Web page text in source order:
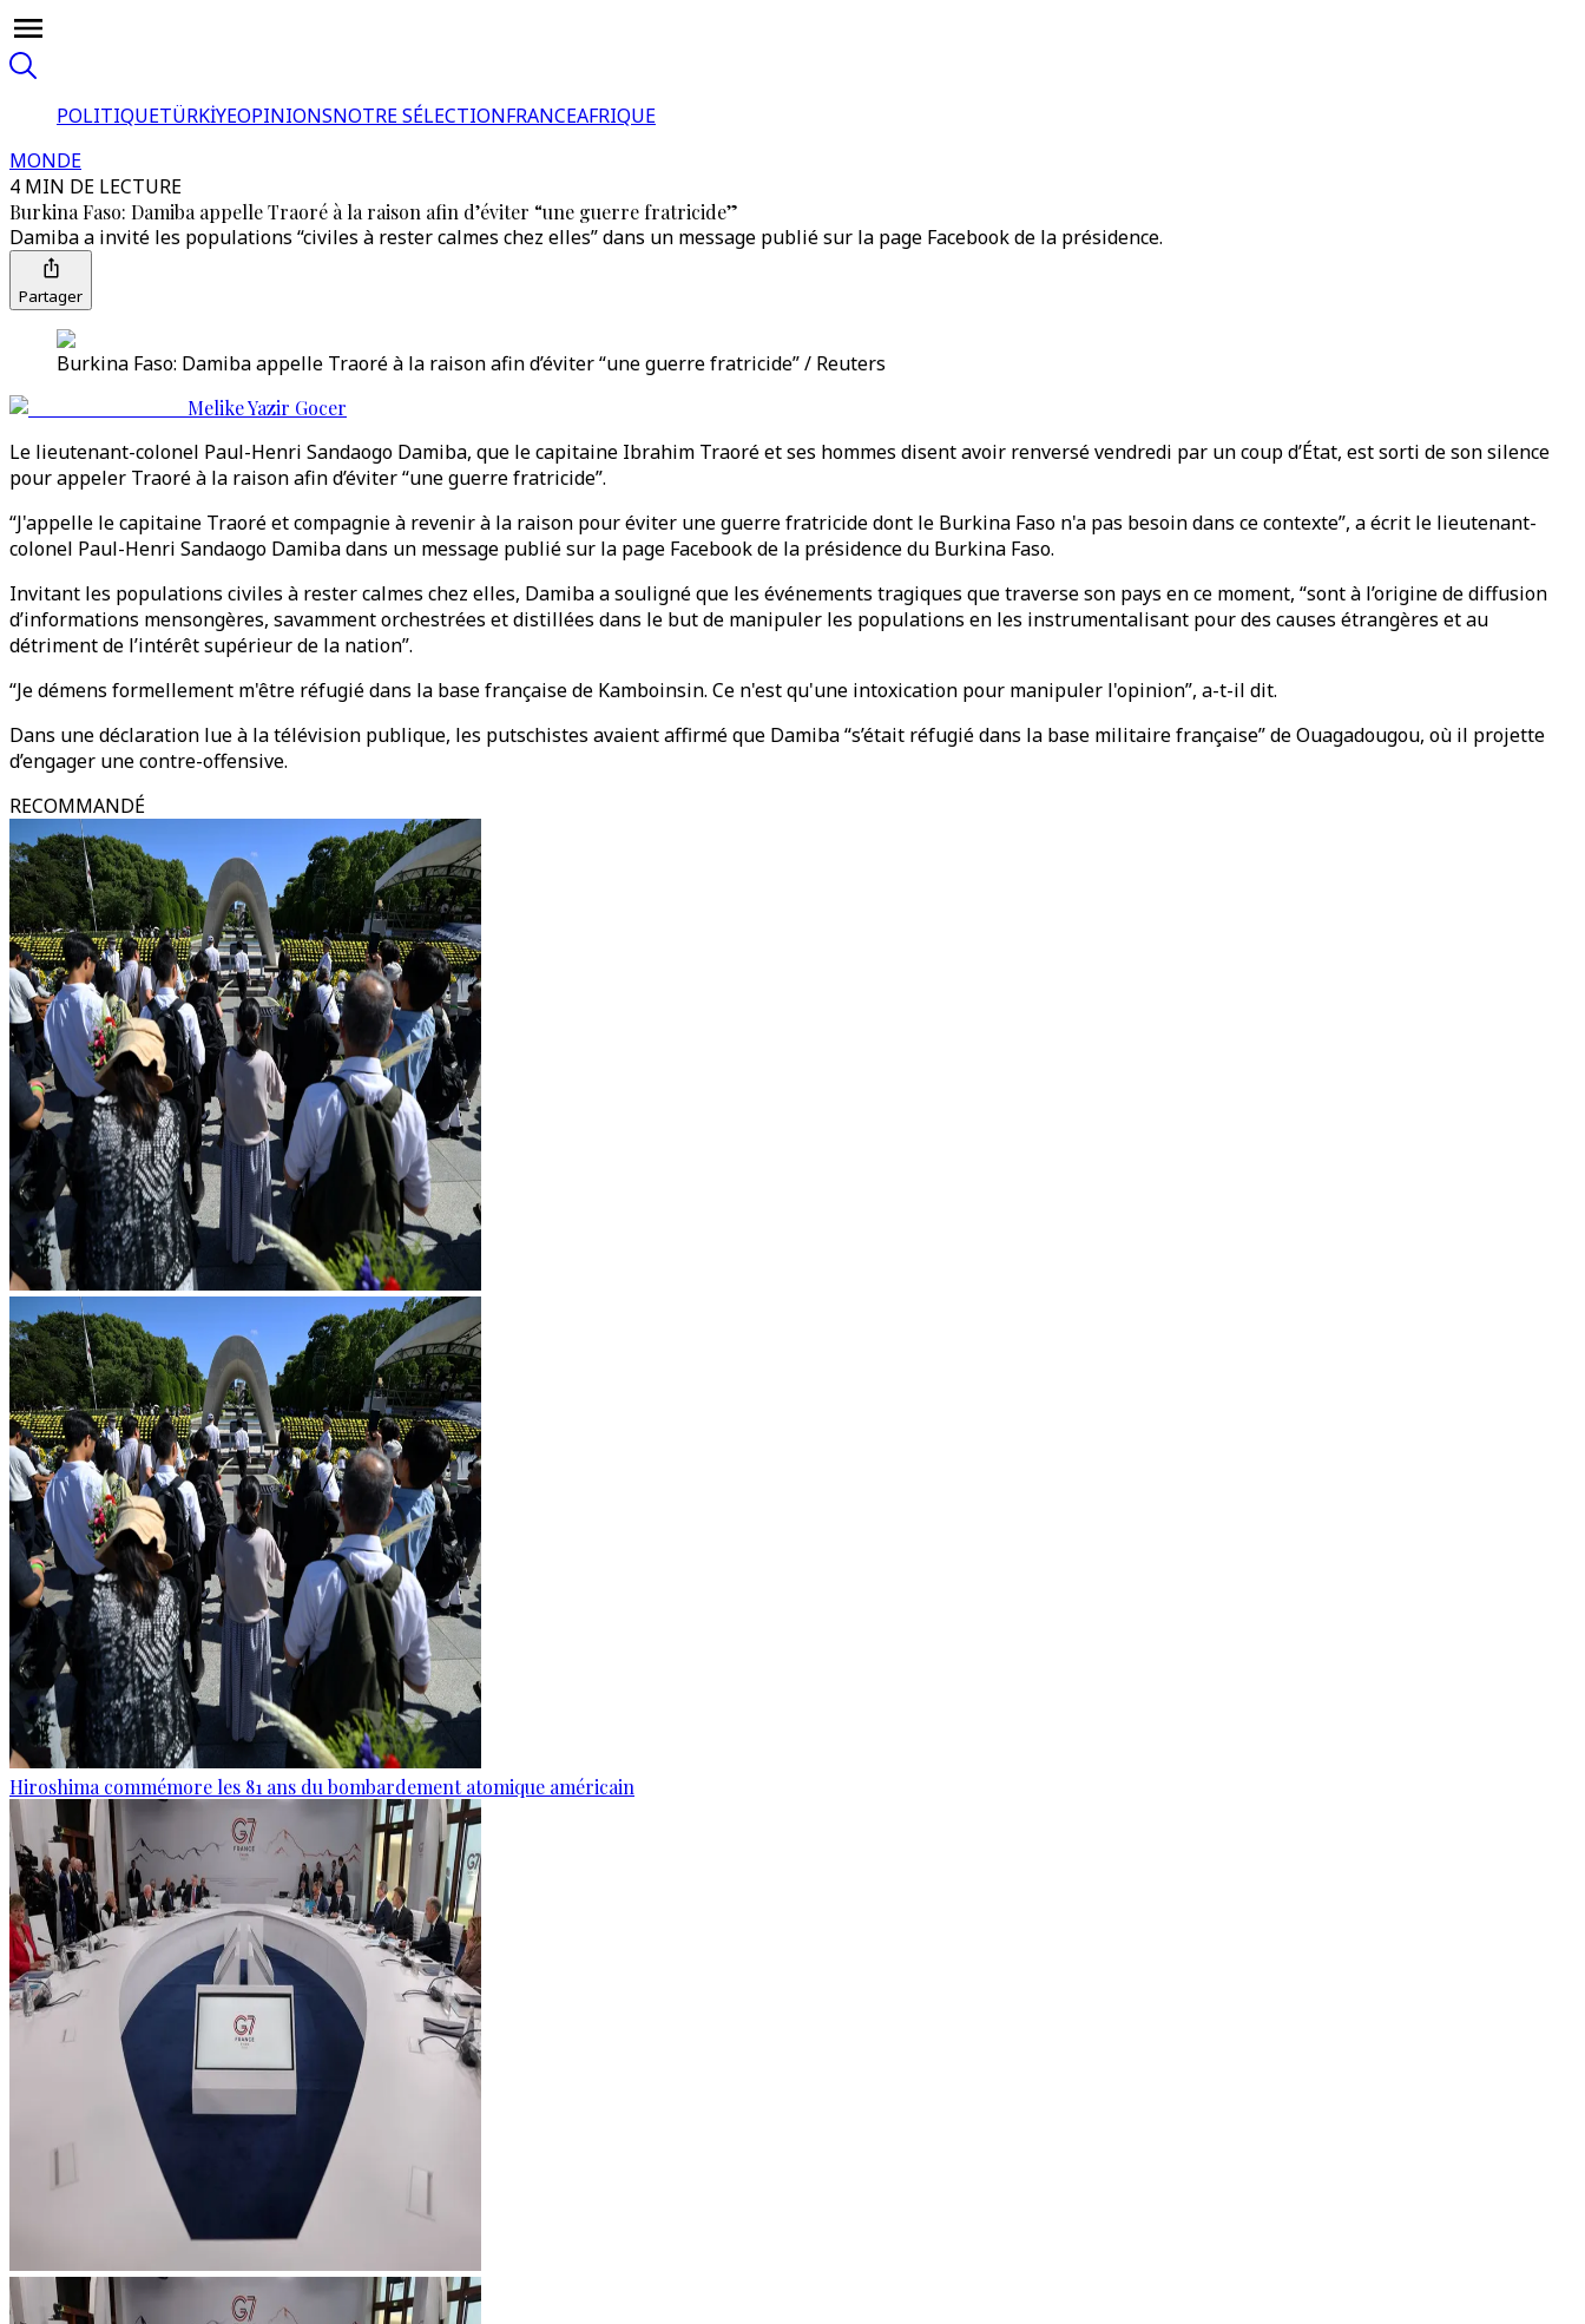
POLITIQUETÜRKİYEOPINIONSNOTRE SÉLECTIONFRANCEAFRIQUE
MONDE
4 MIN DE LECTURE
Burkina Faso: Damiba appelle Traoré à la raison afin d’éviter “une guerre fratricide”
Damiba a invité les populations “civiles à rester calmes chez elles” dans un message publié sur la page Facebook de la présidence.
Partager
Burkina Faso: Damiba appelle Traoré à la raison afin d’éviter “une guerre fratricide” / Reuters
Melike Yazir Gocer
Le lieutenant-colonel Paul-Henri Sandaogo Damiba, que le capitaine Ibrahim Traoré et ses hommes disent avoir renversé vendredi par un coup d’État, est sorti de son silence
pour appeler Traoré à la raison afin d’éviter “une guerre fratricide”.
“J'appelle le capitaine Traoré et compagnie à revenir à la raison pour éviter une guerre fratricide dont le Burkina Faso n'a pas besoin dans ce contexte”, a écrit le lieutenant-
colonel Paul-Henri Sandaogo Damiba dans un message publié sur la page Facebook de la présidence du Burkina Faso.
Invitant les populations civiles à rester calmes chez elles, Damiba a souligné que les événements tragiques que traverse son pays en ce moment, “sont à l’origine de diffusion
d’informations mensongères, savamment orchestrées et distillées dans le but de manipuler les populations en les instrumentalisant pour des causes étrangères et au
détriment de l’intérêt supérieur de la nation”.
“Je démens formellement m'être réfugié dans la base française de Kamboinsin. Ce n'est qu'une intoxication pour manipuler l'opinion”, a-t-il dit.
Dans une déclaration lue à la télévision publique, les putschistes avaient affirmé que Damiba “s’était réfugié dans la base militaire française” de Ouagadougou, où il projette
d’engager une contre-offensive.
RECOMMANDÉ
Hiroshima commémore les 81 ans du bombardement atomique américain